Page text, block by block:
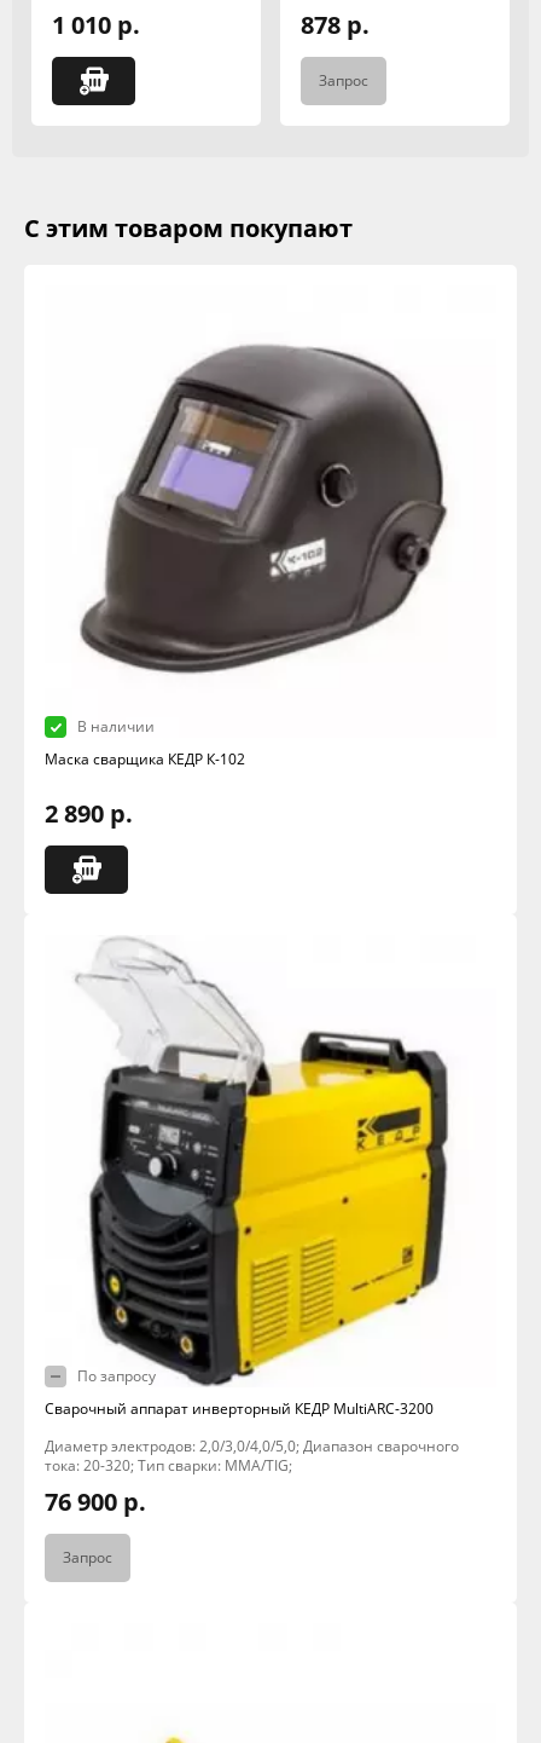
1 010 р. 878 р.
Запрос
С этим товаром покупают
В наличии
Маска сварщика КЕДР К-102
2 890 р.
По запросу
Сварочный аппарат инверторный КЕДР MultiARC-3200
Диаметр электродов: 2,0/3,0/4,0/5,0; Диапазон сварочного
тока: 20-320; Тип сварки: MMA/TIG;
76 900 р.
Запрос